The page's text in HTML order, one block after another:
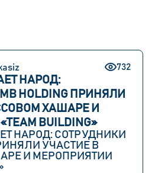
732
НАРОД:
HOLDING ПРИНЯЛИ
ХАШАРЕ И
BUILDING»
НАРОД: СОТРУДНИКИ
УЧАСТИЕ В
И МЕРОПРИЯТИИ